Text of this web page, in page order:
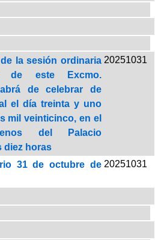
la sesión ordinaria
de este Excmo.
de celebrar de
el día treinta y uno
mil veinticinco, en el
del Palacio
diez horas
20251031
31 de octubre de 20251031